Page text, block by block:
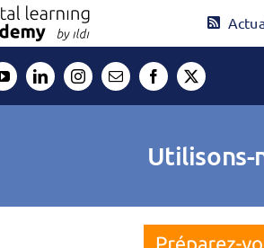
Utilisons-